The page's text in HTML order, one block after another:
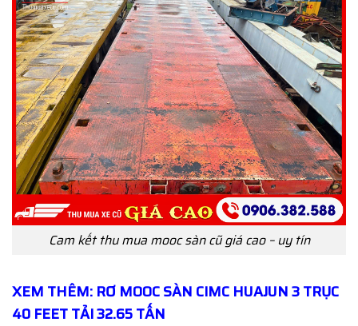
Cam kết thu mua mooc sàn cũ giá cao – uy tín
XEM THÊM: RƠ MOOC SÀN CIMC HUAJUN 3 TRỤC
40 FEET TẢI 32.65 TẤN